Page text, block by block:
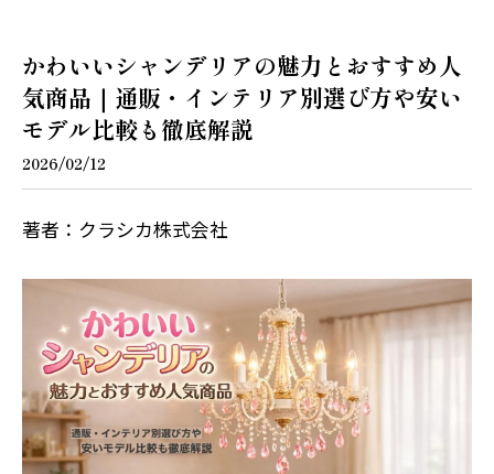
かわいいシャンデリアの魅力とおすすめ人
気商品｜通販・インテリア別選び方や安い
モデル比較も徹底解説
2026/02/12
著者：クラシカ株式会社